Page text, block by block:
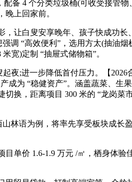
备 4 个分类垃圾桶(可收受接管物
上回家前。
让白叟安享晚年、孩子快成功长
调 “高效便利”，选用方太(抽油
宽)定制 “抽屉式储物箱”。
;进一步降低首付压力。【2026
成为 “稳健资产”。涵盖蔬菜、生
换，距离项目 300 米的 “龙岗菜
语为例，将率先享受板块成长
单价 1.6-1.9 万元 /㎡，栖身体验